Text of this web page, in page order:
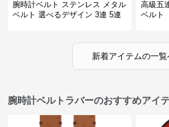
腕時計ベルト ステンレス メタル
ベルト 選べるデザイン 3連 5連
高級五
ベルト
新着アイテムの一覧
腕時計ベルトラバーのおすすめアイ